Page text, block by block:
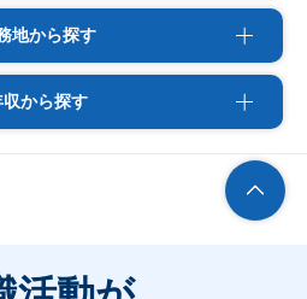
地から探す
収から探す